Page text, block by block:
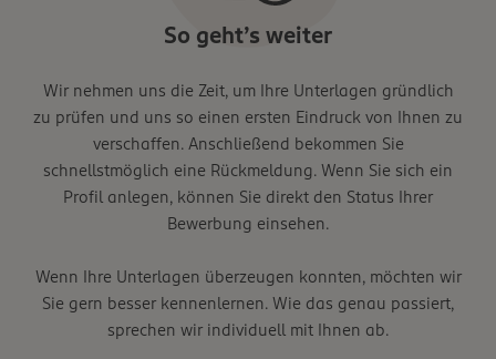
So geht’s weiter
Wir nehmen uns die Zeit, um Ihre Unterlagen gründlich
zu prüfen und uns so einen ersten Eindruck von Ihnen zu
verschaffen. Anschließend bekommen Sie
schnellstmöglich eine Rückmeldung. Wenn Sie sich ein
Profil anlegen, können Sie direkt den Status Ihrer
Bewerbung einsehen.
Wenn Ihre Unterlagen überzeugen konnten, möchten wir
Sie gern besser kennenlernen. Wie das genau passiert,
sprechen wir individuell mit Ihnen ab.